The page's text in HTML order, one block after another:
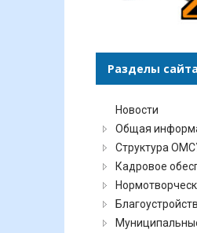
Разделы сайта
Новости
Общая
Структура
Кадровое